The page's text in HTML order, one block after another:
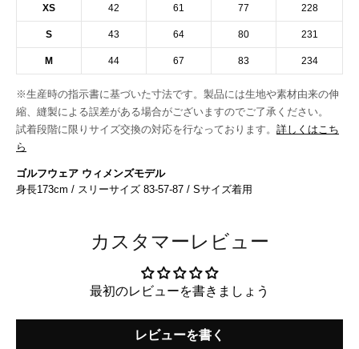
XS 42 61 77 228
S 43 64 80 231
M 44 67 83 234
※生産時の指示書に基づいた寸法です。製品には生地や素材由来の伸
縮、縫製による誤差がある場合がございますのでご了承ください。
試着段階に限りサイズ交換の対応を行なっております。 詳しくはこち
ら
ゴルフウェア ウィメンズモデル
身長173cm / スリーサイズ 83-57-87 / Sサイズ着用
カスタマーレビュー
最初のレビューを書きましょう
レビューを書く